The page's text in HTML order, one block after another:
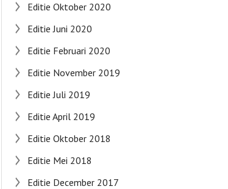
Editie Oktober 2020
Editie Juni 2020
Editie Februari 2020
Editie November 2019
Editie Juli 2019
Editie April 2019
Editie Oktober 2018
Editie Mei 2018
Editie December 2017